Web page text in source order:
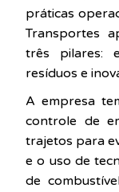
práticas
Transportes
três pilares:
resíduos e
A empresa
controle de
trajetos para
e o uso de
de